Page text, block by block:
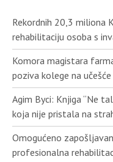
Rekordnih 20,3 miliona
rehabilitaciju osoba s
Komora magistara
poziva kolege na
Agim Byci: Knjiga “Ne
koja nije pristala na
Omogućeno
profesionalna